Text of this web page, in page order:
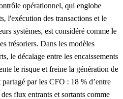
opérationnel, qui englobe
l'exécution des transactions et le
systèmes, est considéré comme le
trésoriers. Dans les modèles
le décalage entre les encaissements
le risque et freine la génération de
par les CFO : 18 % d’entre
flux entrants et sortants comme